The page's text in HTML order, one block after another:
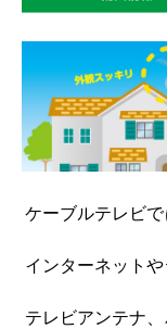
ケーブルテレビ
インターネット
テレビアンテナ